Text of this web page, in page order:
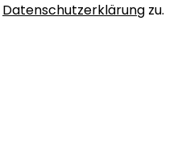
Datenschutzerklärung zu.